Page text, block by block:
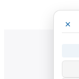
×